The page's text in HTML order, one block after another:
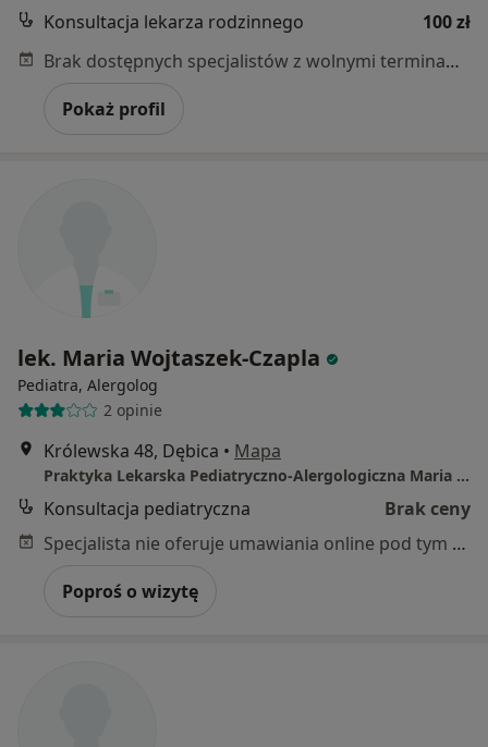
Konsultacja lekarza rodzinnego
100 zł
Brak dostępnych specjalistów z wolnymi terminami w tym centrum medycznym.
Pokaż profil
lek. Maria Wojtaszek-Czapla
Pediatra, Alergolog
2 opinie
Królewska 48, Dębica • Mapa
Praktyka Lekarska Pediatryczno-Alergologiczna Maria Wojtaszek-Czapla
Konsultacja pediatryczna
Brak ceny
Specjalista nie oferuje umawiania online pod tym adresem.
Poproś o wizytę